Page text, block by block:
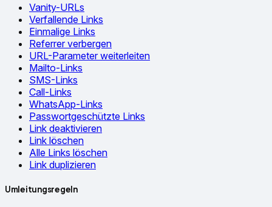
Vanity-URLs
Verfallende Links
Einmalige Links
Referrer verbergen
URL-Parameter weiterleiten
Mailto-Links
SMS-Links
Call-Links
WhatsApp-Links
Passwortgeschützte Links
Link deaktivieren
Link löschen
Alle Links löschen
Link duplizieren
Umleitungsregeln